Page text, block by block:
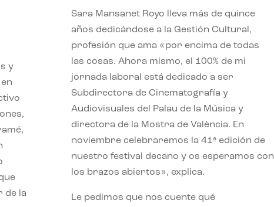
y
de la
Sara Mansanet Royo lleva más de quince
años dedicándose a la Gestión Cultural,
profesión que ama «por encima de todas
las cosas. Ahora mismo, el 100% de mi
jornada laboral está dedicado a ser
Subdirectora de Cinematografía y
Audiovisuales del Palau de la Música y
directora de la Mostra de València. En
noviembre celebraremos la 41ª edición de
nuestro festival decano y os esperamos con
los brazos abiertos», explica.
Le pedimos que nos cuente qué